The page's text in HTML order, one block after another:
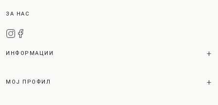
ЗА НАС
ИНФОРМАЦИИ
МОЈ ПРОФИЛ